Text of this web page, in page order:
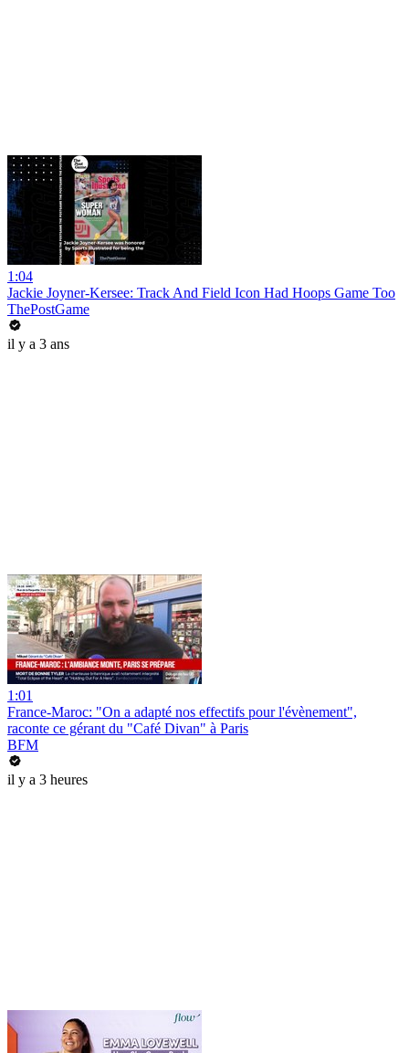
1:04
Jackie Joyner-Kersee: Track And Field Icon Had Hoops Game Too
ThePostGame
il y a 3 ans
1:01
France-Maroc: "On a adapté nos effectifs pour l'évènement",
raconte ce gérant du "Café Divan" à Paris
BFM
il y a 3 heures